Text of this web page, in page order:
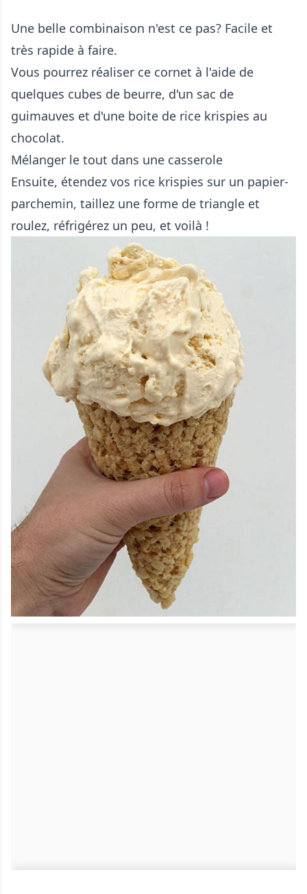
Une belle combinaison n'est ce pas? Facile et
très rapide à faire.
Vous pourrez réaliser ce cornet à l'aide de
quelques cubes de beurre, d'un sac de
guimauves et d'une boite de rice krispies au
chocolat.
Mélanger le tout dans une casserole
Ensuite, étendez vos rice krispies sur un papier-
parchemin, taillez une forme de triangle et
roulez, réfrigérez un peu, et voilà !